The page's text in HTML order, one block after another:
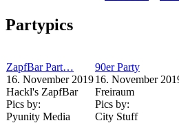
Partypics
ZapfBar Part…
16. November 2019
Hackl's ZapfBar
Pics by:
Pyunity Media
90er Party
16. November
Freiraum
Pics by:
City Stuff